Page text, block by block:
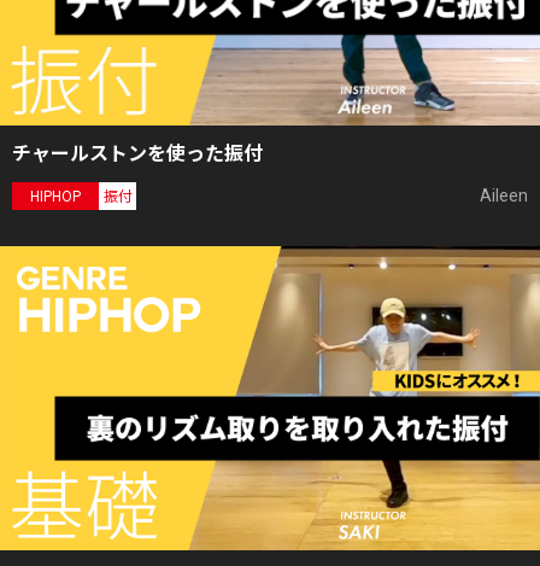
チャールストンを使った振付
HIPHOP 振付 Aileen